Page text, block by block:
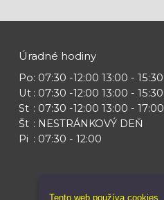
Úradné hodiny
Po
Ut
St
Št
Pi
: 07:30 -12:00 13:00 - 15:30
: 07:30 -12:00 13:00 - 15:30
: 07:30 -12:00 13:00 - 17:00
: NESTRÁNKOVÝ DEŇ
: 07:30 - 12:00
Tento web používa cookies